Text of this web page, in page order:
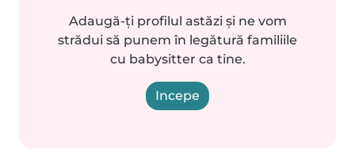
Adaugă-ți profilul astăzi și ne vom
strădui să punem în legătură familiile
cu babysitter ca tine.
Incepe